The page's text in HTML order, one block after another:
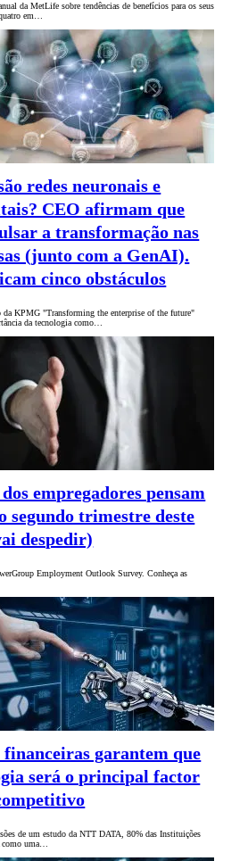
da MetLife sobre tendências de benefícios para os seus
em…
redes neuronais e
CEO afirmam que
a transformação nas
(junto com a GenAI).
cinco obstáculos
da KPMG "Transforming the enterprise of the future"
da tecnologia como…
empregadores pensam
segundo trimestre deste
despedir)
Employment Outlook Survey. Conheça as
garantem que
será o principal factor
de um estudo da NTT DATA, 80% das Instituições
como uma…